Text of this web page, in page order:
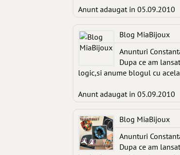
Anunt adaugat in 05.09.2010
Blog MiaBijoux
Anunturi
Dupa ce am
logic,si anume blogul cu
Anunt adaugat in 05.09.2010
Blog MiaBijoux
Anunturi
Dupa ce am